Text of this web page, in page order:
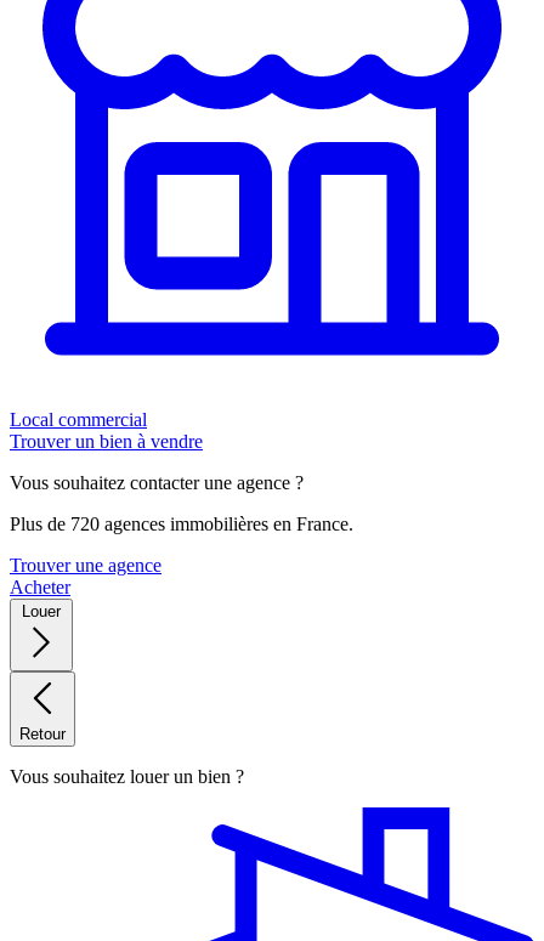
Local commercial
Trouver un bien à vendre
Vous souhaitez contacter une agence ?
Plus de 720 agences immobilières en France.
Trouver une agence
Acheter
Louer
Retour
Vous souhaitez louer un bien ?